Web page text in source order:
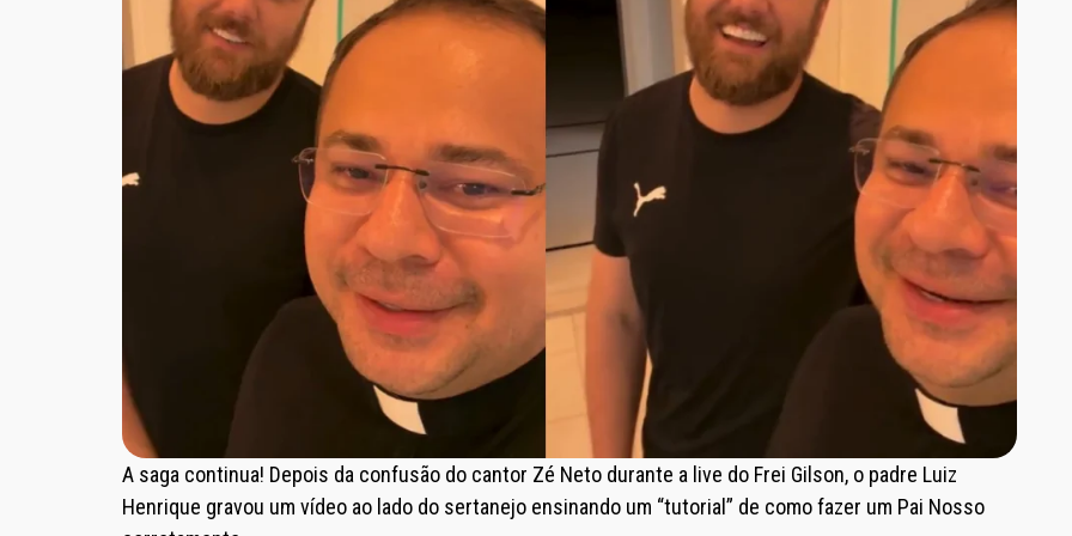
A saga continua! Depois da confusão do cantor Zé Neto durante a live do Frei Gilson, o padre Luiz
Henrique gravou um vídeo ao lado do sertanejo ensinando um “tutorial” de como fazer um Pai Nosso